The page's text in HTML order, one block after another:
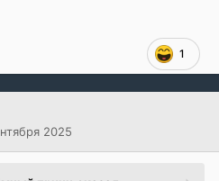
1
2025